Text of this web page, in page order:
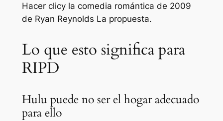
Hacer clicy la comedia romántica de 2009
de Ryan Reynolds La propuesta.
Lo que esto significa para
RIPD
Hulu puede no ser el hogar adecuado
para ello